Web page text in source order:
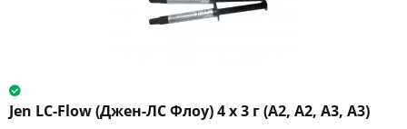
Jen LC-Flow (Джен-ЛС Флоу) 4 x 3 г (A2, A2, A3, A3)